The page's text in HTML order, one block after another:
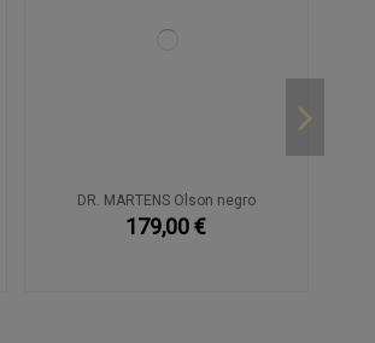
DR. MARTENS Olson negro
179,00 €